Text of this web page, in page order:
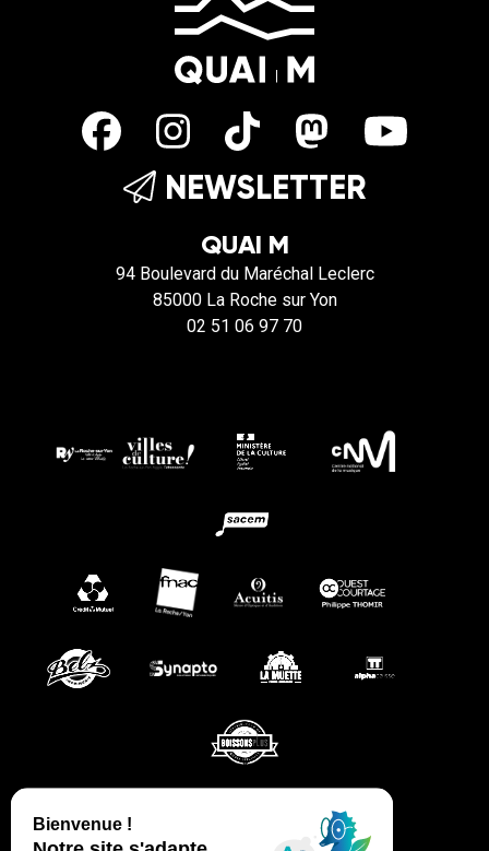
NEWSLETTER
QUAI M
94 Boulevard du Maréchal Leclerc
85000 La Roche sur Yon
02 51 06 97 70